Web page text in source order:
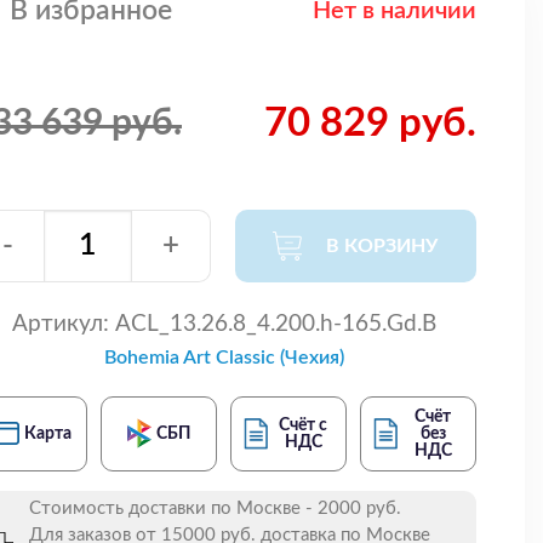
В избранное Нет в наличии
639 руб. 70 829 руб.
- + В КОРЗИНУ
Артикул: ACL_13.26.8_4.200.h-165.Gd.B
Bohemia Art Classic (Чехия)
Карта СБП
Счёт с
НДС
Счёт
без
НДС
Стоимость доставки по Москве - 2000 руб.
Для заказов от 15000 руб. доставка по Москве